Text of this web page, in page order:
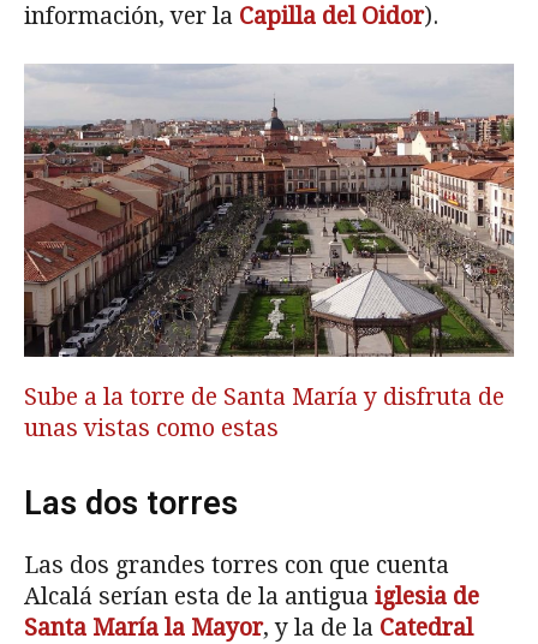
información, ver la Capilla del Oidor).
Sube a la torre de Santa María y disfruta de
unas vistas como estas
Las dos torres
Las dos grandes torres con que cuenta
Alcalá serían esta de la antigua iglesia de
Santa María la Mayor, y la de la Catedral